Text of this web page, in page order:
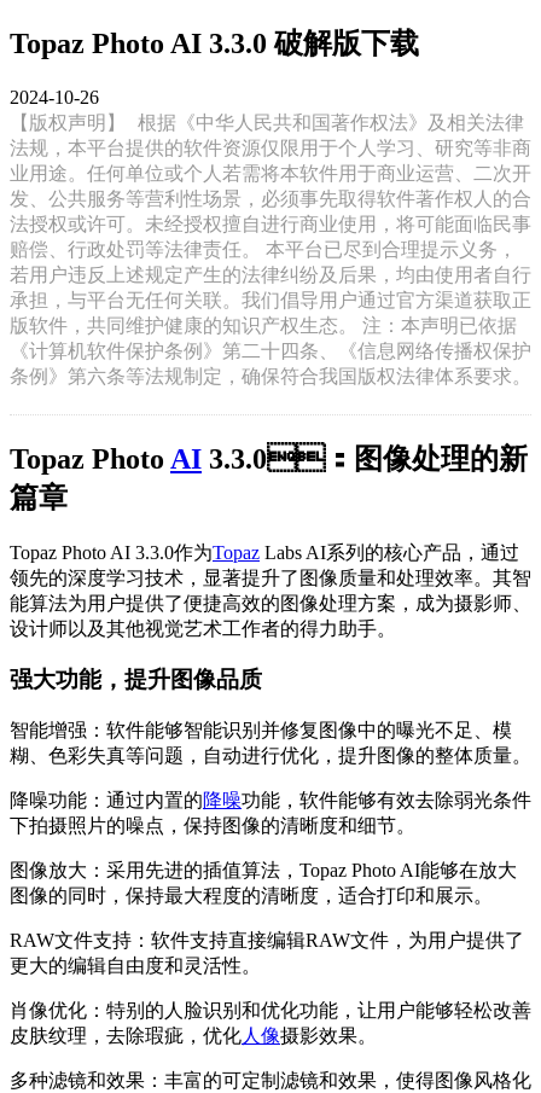
Topaz Photo AI 3.3.0 破解版下载
2024-10-26
【版权声明】
根据《中华人民共和国著作权法》及相关法律
法规，本平台提供的软件资源仅限用于个人学习、研究等非商
业用途。任何单位或个人若需将本软件用于商业运营、二次开
发、公共服务等营利性场景，必须事先取得软件著作权人的合
法授权或许可。未经授权擅自进行商业使用，将可能面临民事
赔偿、行政处罚等法律责任。 本平台已尽到合理提示义务，
若用户违反上述规定产生的法律纠纷及后果，均由使用者自行
承担，与平台无任何关联。我们倡导用户通过官方渠道获取正
版软件，共同维护健康的知识产权生态。 注：本声明已依据
《计算机软件保护条例》第二十四条、《信息网络传播权保护
条例》第六条等法规制定，确保符合我国版权法律体系要求。
Topaz Photo AI 3.3.0：图像处理的新
篇章
Topaz Photo AI 3.3.0作为Topaz Labs AI系列的核心产品，通过
领先的深度学习技术，显著提升了图像质量和处理效率。其智
能算法为用户提供了便捷高效的图像处理方案，成为摄影师、
设计师以及其他视觉艺术工作者的得力助手。
强大功能，提升图像品质
智能增强：软件能够智能识别并修复图像中的曝光不足、模
糊、色彩失真等问题，自动进行优化，提升图像的整体质量。
降噪功能：通过内置的降噪功能，软件能够有效去除弱光条件
下拍摄照片的噪点，保持图像的清晰度和细节。
图像放大：采用先进的插值算法，Topaz Photo AI能够在放大
图像的同时，保持最大程度的清晰度，适合打印和展示。
RAW文件支持：软件支持直接编辑RAW文件，为用户提供了
更大的编辑自由度和灵活性。
肖像优化：特别的人脸识别和优化功能，让用户能够轻松改善
皮肤纹理，去除瑕疵，优化人像摄影效果。
多种滤镜和效果：丰富的可定制滤镜和效果，使得图像风格化